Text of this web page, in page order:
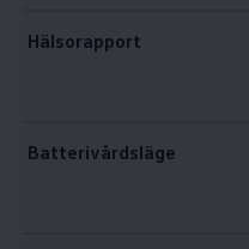
Hälsorapport
Batterivårdsläge